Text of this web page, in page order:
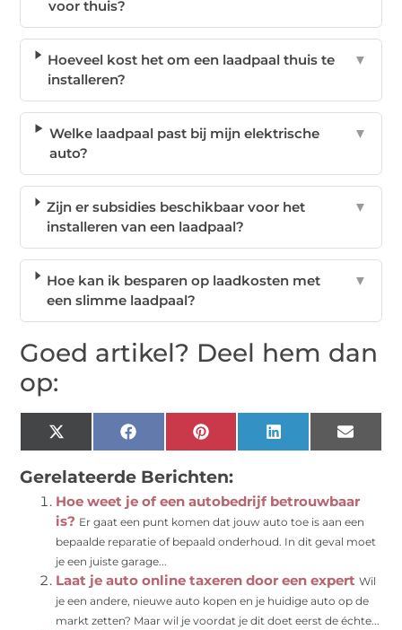
voor thuis?
Hoeveel kost het om een laadpaal thuis te
installeren?
▼
Welke laadpaal past bij mijn elektrische
auto?
▼
Zijn er subsidies beschikbaar voor het
installeren van een laadpaal?
▼
Hoe kan ik besparen op laadkosten met
een slimme laadpaal?
▼
Goed artikel? Deel hem dan
op:
X
(Twitter)
Facebook Pinterest LinkedIn Email
Gerelateerde Berichten:
Hoe weet je of een autobedrijf betrouwbaar
is? Er gaat een punt komen dat jouw auto toe is aan een
bepaalde reparatie of bepaald onderhoud. In dit geval moet
je een juiste garage...
Laat je auto online taxeren door een expert Wil
je een andere, nieuwe auto kopen en je huidige auto op de
markt zetten? Maar wil je voordat je dit doet eerst de échte...